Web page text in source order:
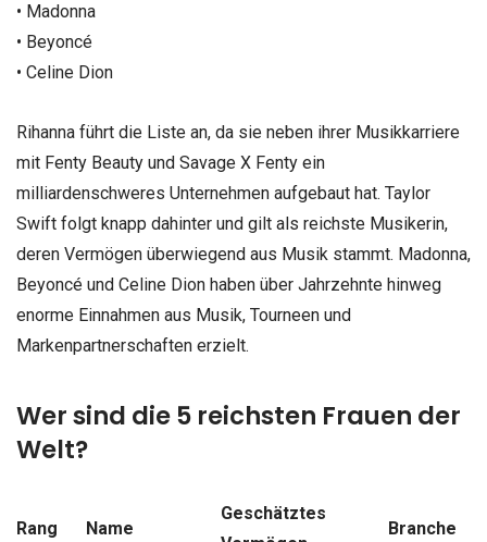
• Madonna
• Beyoncé
• Celine Dion
Rihanna führt die Liste an, da sie neben ihrer Musikkarriere
mit Fenty Beauty und Savage X Fenty ein
milliardenschweres Unternehmen aufgebaut hat. Taylor
Swift folgt knapp dahinter und gilt als reichste Musikerin,
deren Vermögen überwiegend aus Musik stammt. Madonna,
Beyoncé und Celine Dion haben über Jahrzehnte hinweg
enorme Einnahmen aus Musik, Tourneen und
Markenpartnerschaften erzielt.
Wer sind die 5 reichsten Frauen der
Welt?
Rang Name
Geschätztes
Branche